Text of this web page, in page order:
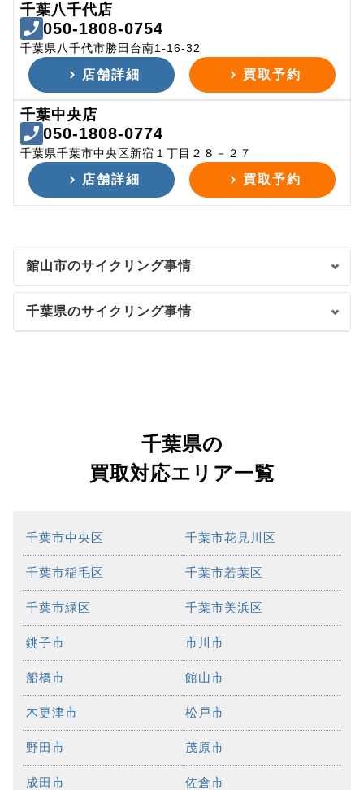
千葉八千代店
050-1808-0754
千葉県八千代市勝田台南1-16-32
店舗詳細 買取予約
千葉中央店
050-1808-0774
千葉県千葉市中央区新宿１丁目２８－２７
店舗詳細 買取予約
館山市のサイクリング事情
千葉県のサイクリング事情
千葉県の
買取対応エリア一覧
千葉市中央区 千葉市花見川区
千葉市稲毛区 千葉市若葉区
千葉市緑区 千葉市美浜区
銚子市 市川市
船橋市 館山市
木更津市 松戸市
野田市 茂原市
成田市 佐倉市